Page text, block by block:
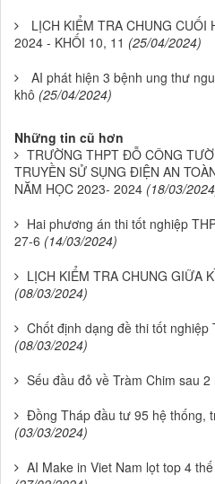
LỊCH KIỂM TRA CHUNG CUỐI
2024 - KHỐI 10, 11 (25/04/2024)
AI phát hiện 3 bệnh ung thư
khô (25/04/2024)
Những tin cũ hơn
TRƯỜNG THPT ĐỖ CÔNG
TRUYỀN SỬ SỤNG ĐIỆN AN
NĂM HỌC 2023- 2024 (18/03/
Hai phương án thi tốt nghiệp
27-6 (14/03/2024)
LỊCH KIỂM TRA CHUNG GIỮA
(08/03/2024)
Chốt định dạng đề thi tốt nghiệp
(08/03/2024)
Sếu đầu đỏ về Tràm Chim sau
Đồng Tháp đầu tư 95 hệ thống,
(03/03/2024)
AI Make in Viet Nam lọt top 4